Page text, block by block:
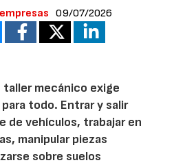
09/07/2026
taller mecánico exige
todo. Entrar y salir
de vehículos, trabajar en
manipular piezas
sobre suelos